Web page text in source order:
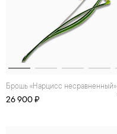
Брошь «Нарцисс несравненный»
26 900 ₽